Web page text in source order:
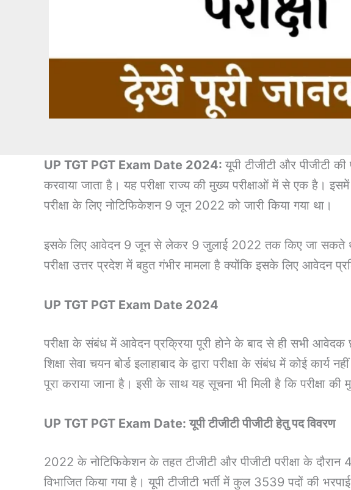
UP TGT PGT Exam Date 2024:यूपी टीजीटी और पीजीटी की
करवाया जाता है। यह परीक्षा राज्य की मुख्य परीक्षाओं में से एक है।
परीक्षा के लिए नोटिफिकेशन 9 जून 2022 को जारी किया गया था।
इसके लिए आवेदन 9 जून से लेकर 9 जुलाई 2022 तक किए जा सकते थे।
परीक्षा उत्तर प्रदेश में बहुत गंभीर मामला है क्योंकि इसके लिए आवेदन
UP TGT PGT Exam Date 2024
परीक्षा के संबंध में आवेदन प्रक्रिया पूरी होने के बाद से ही सभी आवेदक
शिक्षा सेवा चयन बोर्ड इलाहाबाद के द्वारा परीक्षा के संबंध में कोई
पूरा कराया जाना है। इसी के साथ यह सूचना भी मिली है कि परीक्षा
UP TGT PGT Exam Date: यूपी टीजीटी पीजीटी हेतु पद विवरण
2022 के नोटिफिकेशन के तहत टीजीटी और पीजीटी परीक्षा के
विभाजित किया गया है। यूपी टीजीटी भर्ती में कुल 3539 पदों की